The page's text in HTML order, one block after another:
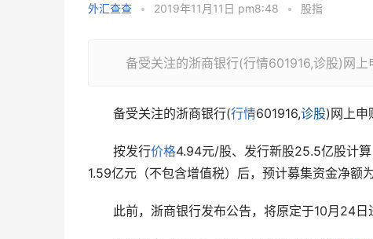
外汇查查 • 2019年11月11日 pm8:48 • 股指
备受关注的浙商银行(行情601916,诊股)网上
备受关注的浙商银行(行情601916,诊股)网上申
按发行价格4.94元/股、发行新股25.5亿股计
1.59亿元（不包含增值税）后，预计募集资金净额
此前，浙商银行发布公告，将原定于10月24日